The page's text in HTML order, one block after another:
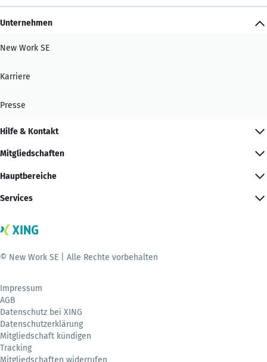
Unternehmen
New Work SE
Karriere
Presse
Hilfe & Kontakt
Mitgliedschaften
Hauptbereiche
Services
© New Work SE | Alle Rechte vorbehalten
Impressum
AGB
Datenschutz bei XING
Datenschutzerklärung
Mitgliedschaft kündigen
Tracking
Mitgliedschaften widerrufen